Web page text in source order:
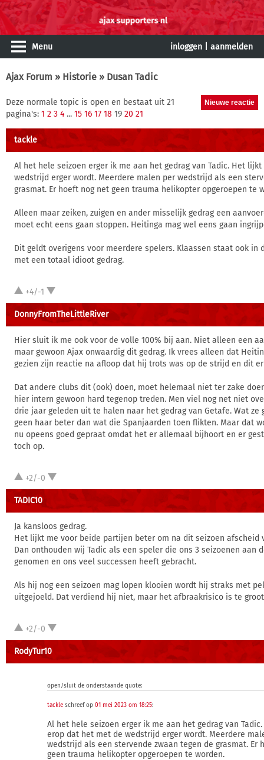
Menu inloggen aanmelden
Ajax Forum » Historie » Dusan Tadic
Deze normale topic is open en bestaat uit 21
pagina's: 1 2 3 4 ... 15 16 17 18 19 20 21
tackle
Al het hele seizoen erger ik me aan het gedrag van Tadic. Het
wedstrijd erger wordt. Meerdere malen per wedstrijd als een
grasmat. Er hoeft nog net geen trauma helikopter opgeroepen te
Alleen maar zeiken, zuigen en ander misselijk gedrag een
moet echt eens gaan stoppen. Heitinga mag wel eens gaan
Dit geldt overigens voor meerdere spelers. Klaassen staat ook in
met een totaal idioot gedrag.
+4/-1
DonnyFromTheLittleRiver
Hier sluit ik me ook voor de volle 100% bij aan. Niet alleen een
maar gewoon Ajax onwaardig dit gedrag. Ik vrees alleen dat
gezien zijn reactie na afloop dat hij trots was op de strijd en dit
Dat andere clubs dit (ook) doen, moet helemaal niet ter zake
hier intern gewoon hard tegenop treden. Men viel nog net niet
drie jaar geleden uit te halen naar het gedrag van Getafe. Wat ze
geen haar beter dan wat die Spanjaarden toen flikten. Maar dat
nu opeens goed gepraat omdat het er allemaal bijhoort en er
toch op.
+2/-0
TADIC10
Ja kansloos gedrag.
Het lijkt me voor beide partijen beter om na dit seizoen afscheid
Dan onthouden wij Tadic als een speler die ons 3 seizoenen aan
genomen en ons veel successen heeft gebracht.
Als hij nog een seizoen mag lopen klooien wordt hij straks met
uitgejoeld. Dat verdiend hij niet, maar het afbraakrisico is te
+2/-0
RodyTur10
open/sluit de onderstaande quote:
tackle schreef op 01 mei 2023 om 18:25:
Al het hele seizoen erger ik me aan het gedrag van
erop dat het met de wedstrijd erger wordt. Meerdere
wedstrijd als een stervende zwaan tegen de grasmat. Er
geen trauma helikopter opgeroepen te worden.